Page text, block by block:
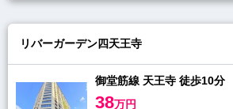
リバーガーデン四天王寺
御堂筋線 天王寺 徒歩10分
38万円